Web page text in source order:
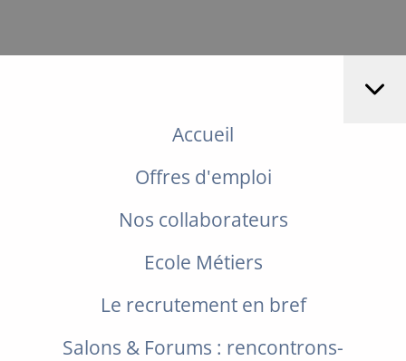
Accueil
Offres d'emploi
Nos collaborateurs
Ecole Métiers
Le recrutement en bref
Salons & Forums : rencontrons-